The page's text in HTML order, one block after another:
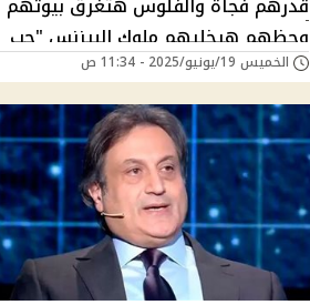
وحظهم هيخليهم ملوك البيزنس "حب
وإنفراجة مالية" توقعات ميشال حايك
تكشف الأبراج الأكثر حظاً
الخميس 19/يونيو/2025 - 11:34 ص